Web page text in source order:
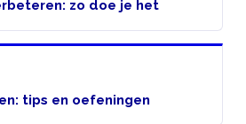
zo doe je het
tips en oefeningen